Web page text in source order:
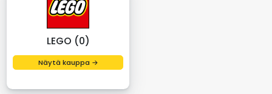
LEGO (0)
Näytä kauppa →